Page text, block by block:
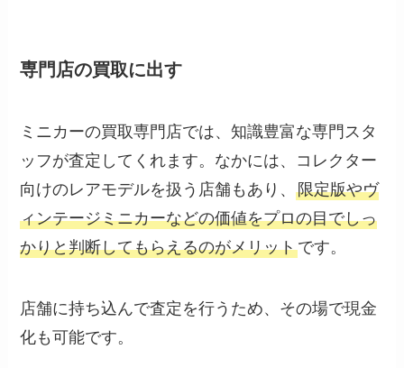
専門店の買取に出す
ミニカーの買取専門店では、知識豊富な専門スタ
ッフが査定してくれます。なかには、コレクター
向けのレアモデルを扱う店舗もあり、限定版やヴ
ィンテージミニカーなどの価値をプロの目でしっ
かりと判断してもらえるのがメリットです。
店舗に持ち込んで査定を行うため、その場で現金
化も可能です。